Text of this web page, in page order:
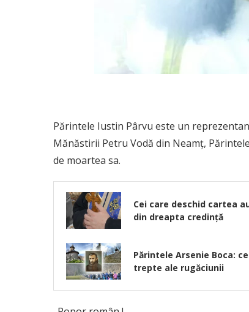
Părintele Iustin Pârvu este un
Mănăstirii Petru Vodă din Neamț,
de moartea sa.
Cei care deschid cartea
din dreapta credinţă
Părintele Arsenie Boca:
trepte ale rugăciunii